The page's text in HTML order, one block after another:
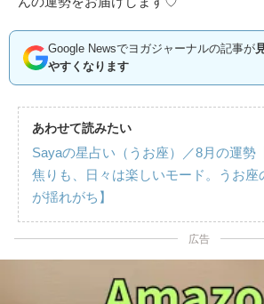
Google Newsでヨガジャーナルの記事が
やすくなります
あわせて読みたい
Sayaの星占い（うお座）／8月の運勢
焦りも、日々は楽しいモード。うお座
が揺れがち】
広告